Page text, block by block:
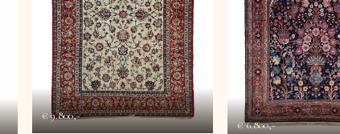
€ 9.800,-
€ 6.800,-